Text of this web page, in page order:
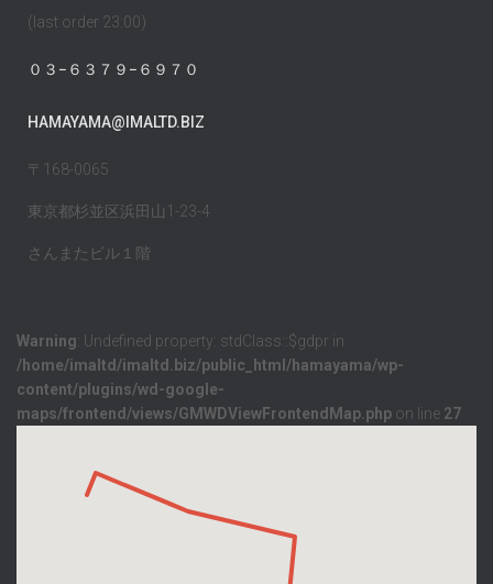
(last order 23:00)
０３−６３７９−６９７０
HAMAYAMA@IMALTD.BIZ
〒168-0065
東京都杉並区浜田山1-23-4
さんまたビル１階
Warning: Undefined property: stdClass::$gdpr in
/home/imaltd/imaltd.biz/public_html/hamayama/wp-
content/plugins/wd-google-
maps/frontend/views/GMWDViewFrontendMap.php on line 27